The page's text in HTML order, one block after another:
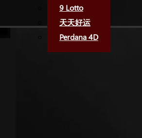
9 Lotto
天天好运
Perdana 4D